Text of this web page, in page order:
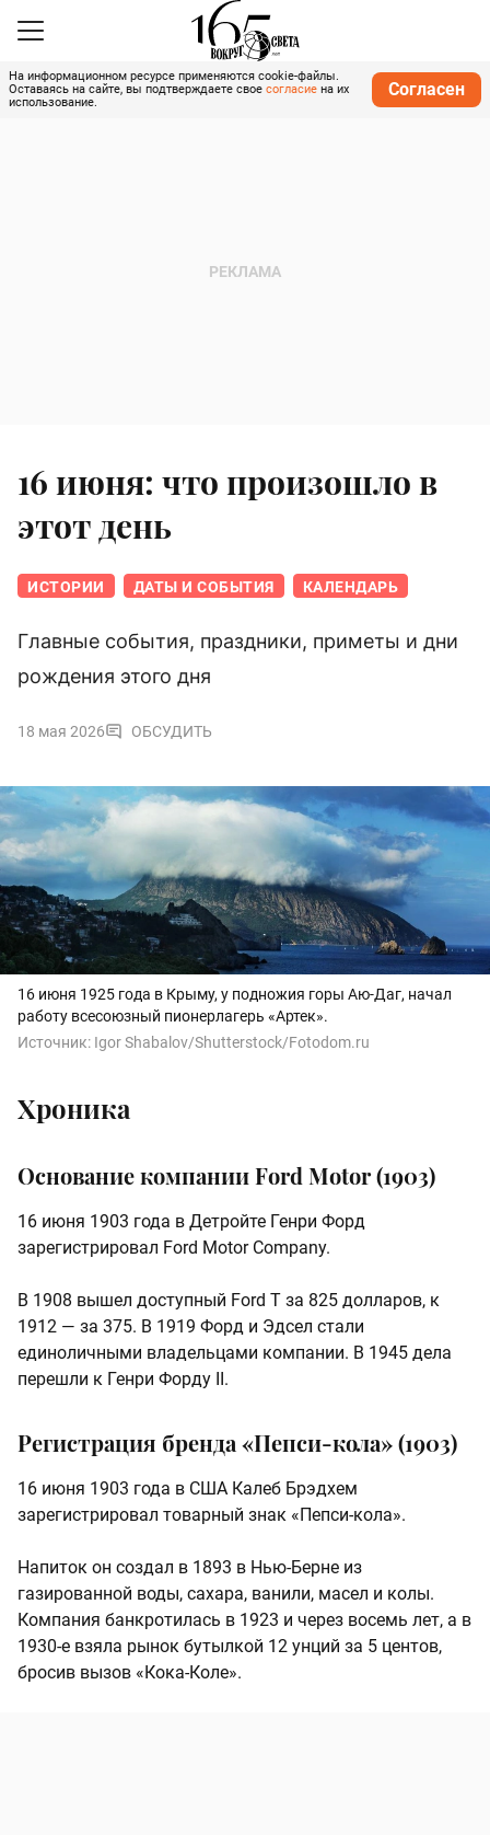
На информационном ресурсе применяются cookie-файлы.
Оставаясь на сайте, вы подтверждаете свое согласие на их
использование.
Согласен
16 июня: что произошло в
этот день
ИСТОРИИ ДАТЫ И СОБЫТИЯ КАЛЕНДАРЬ
Главные события, праздники, приметы и дни
рождения этого дня
18 мая 2026 ОБСУДИТЬ
16 июня 1925 года в Крыму, у подножия горы Аю-Даг, начал
работу всесоюзный пионерлагерь «Артек».
Источник: Igor Shabalov/Shutterstock/Fotodom.ru
Хроника
Основание компании Ford Motor (1903)
16 июня 1903 года в Детройте Генри Форд
зарегистрировал Ford Motor Company.
В 1908 вышел доступный Ford T за 825 долларов, к
1912 — за 375. В 1919 Форд и Эдсел стали
единоличными владельцами компании. В 1945 дела
перешли к Генри Форду II.
Регистрация бренда «Пепси-кола» (1903)
16 июня 1903 года в США Калеб Брэдхем
зарегистрировал товарный знак «Пепси-кола».
Напиток он создал в 1893 в Нью-Берне из
газированной воды, сахара, ванили, масел и колы.
Компания банкротилась в 1923 и через восемь лет, а в
1930-е взяла рынок бутылкой 12 унций за 5 центов,
бросив вызов «Кока-Коле».